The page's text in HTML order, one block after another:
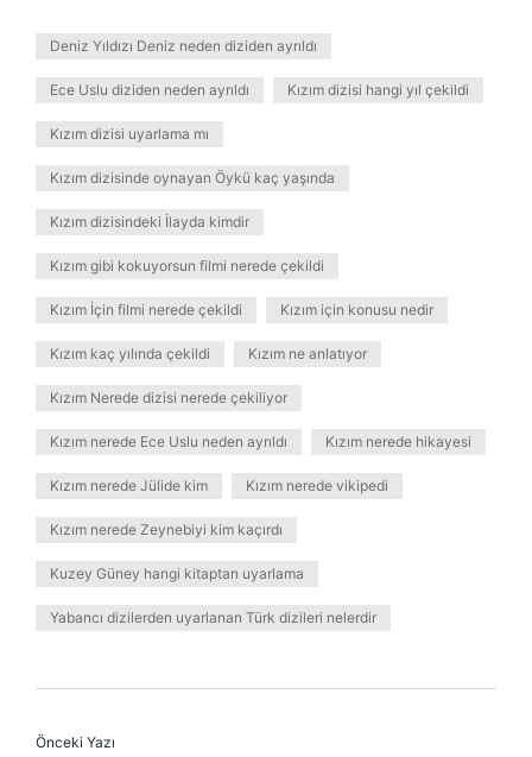
Deniz Yıldızı Deniz neden diziden ayrıldı
Ece Uslu diziden neden ayrıldı Kızım dizisi hangi yıl çekildi
Kızım dizisi uyarlama mı
Kızım dizisinde oynayan Öykü kaç yaşında
Kızım dizisindeki İlayda kimdir
Kızım gibi kokuyorsun filmi nerede çekildi
Kızım İçin filmi nerede çekildi Kızım için konusu nedir
Kızım kaç yılında çekildi Kızım ne anlatıyor
Kızım Nerede dizisi nerede çekiliyor
Kızım nerede Ece Uslu neden ayrıldı Kızım nerede hikayesi
Kızım nerede Jülide kim Kızım nerede vikipedi
Kızım nerede Zeynebiyi kim kaçırdı
Kuzey Güney hangi kitaptan uyarlama
Yabancı dizilerden uyarlanan Türk dizileri nelerdir
Önceki Yazı